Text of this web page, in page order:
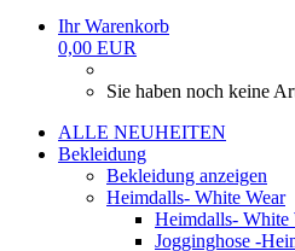
Ihr Warenkorb
0,00 EUR
Sie haben noch keine
ALLE NEUHEITEN
Bekleidung
Bekleidung anzeigen
Heimdalls- White Wear
Heimdalls- White
Jogginghose -